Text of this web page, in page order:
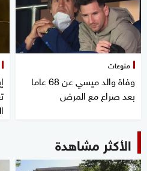
منوعات
وفاة والد ميسي عن 68 عاما
بعد صراع مع المرض
الأكثر مشاهدة